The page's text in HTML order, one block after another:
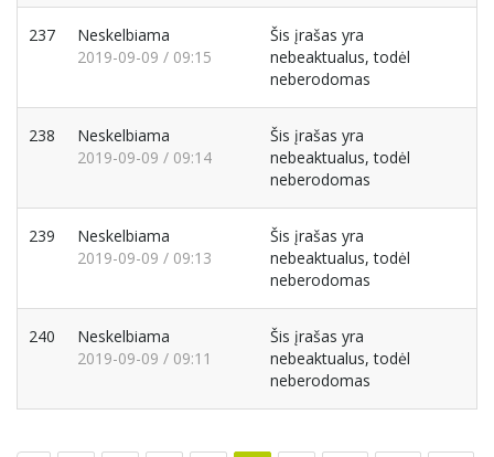
237
Neskelbiama
2019-09-09 / 09:15
Šis įrašas yra
nebeaktualus, todėl
neberodomas
238
Neskelbiama
2019-09-09 / 09:14
Šis įrašas yra
nebeaktualus, todėl
neberodomas
239
Neskelbiama
2019-09-09 / 09:13
Šis įrašas yra
nebeaktualus, todėl
neberodomas
240
Neskelbiama
2019-09-09 / 09:11
Šis įrašas yra
nebeaktualus, todėl
neberodomas